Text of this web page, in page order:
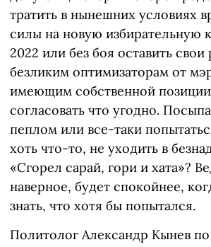
тратить в нынешних условиях
силы на новую избирательную
2022 или без боя оставить
безликим оптимизаторам от
имеющим собственной
согласовать что угодно.
пеплом или все-таки
хоть что-то, не уходить в
«Сгорел сарай, гори и хата»?
наверное, будет спокойнее,
знать, что хотя бы попытался.
Политолог Александр Кынев